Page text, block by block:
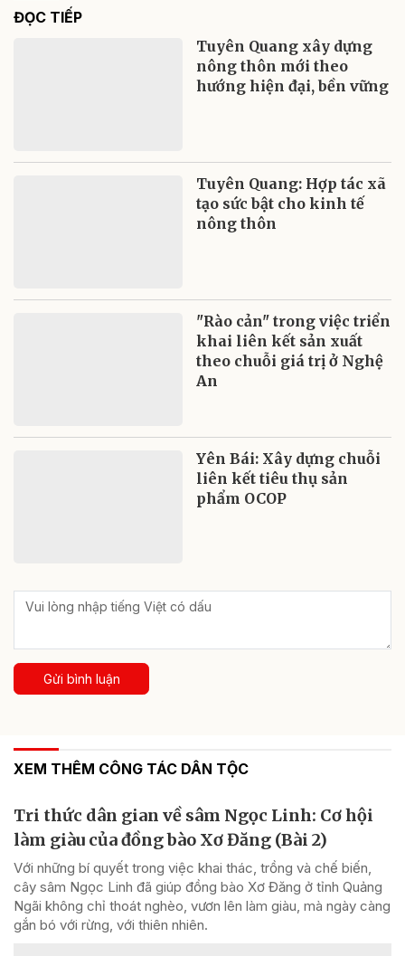
ĐỌC TIẾP
Tuyên Quang xây dựng
nông thôn mới theo
hướng hiện đại, bền vững
Tuyên Quang: Hợp tác xã
tạo sức bật cho kinh tế
nông thôn
"Rào cản" trong việc triển
khai liên kết sản xuất
theo chuỗi giá trị ở Nghệ
An
Yên Bái: Xây dựng chuỗi
liên kết tiêu thụ sản
phẩm OCOP
Gửi bình luận
XEM THÊM CÔNG TÁC DÂN TỘC
Tri thức dân gian về sâm Ngọc Linh: Cơ hội
làm giàu của đồng bào Xơ Đăng (Bài 2)
Với những bí quyết trong việc khai thác, trồng và chế biến,
cây sâm Ngọc Linh đã giúp đồng bào Xơ Đăng ở tỉnh Quảng
Ngãi không chỉ thoát nghèo, vươn lên làm giàu, mà ngày càng
gắn bó với rừng, với thiên nhiên.